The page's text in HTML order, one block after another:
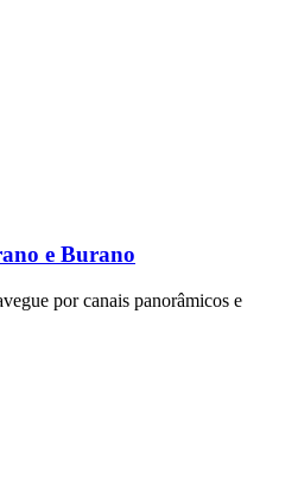
e Burano
por canais panorâmicos e